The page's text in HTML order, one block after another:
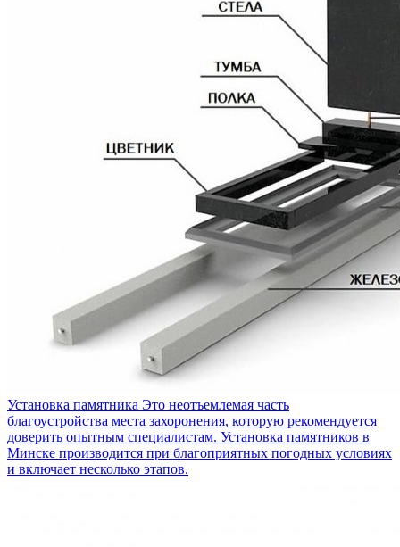
Установка памятника Это неотъемлемая часть
благоустройства места захоронения, которую рекомендуется
доверить опытным специалистам. Установка памятников в
Минске производится при благоприятных погодных условиях
и включает несколько этапов.